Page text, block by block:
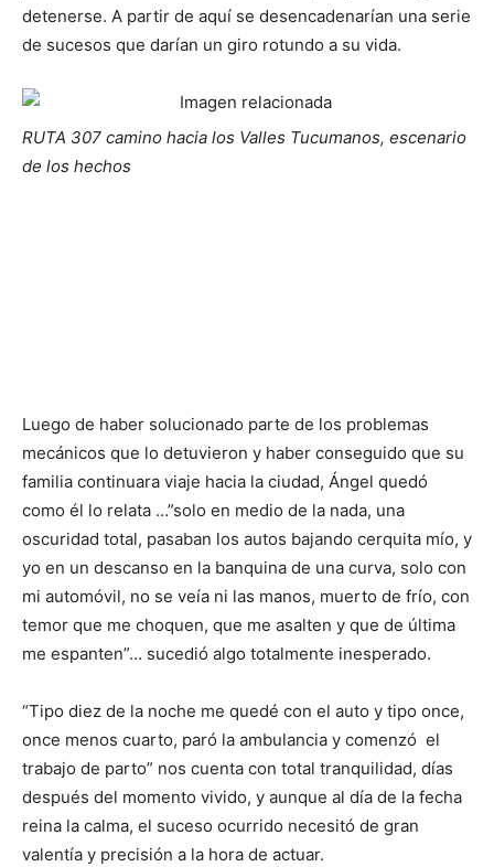
detenerse. A partir de aquí se desencadenarían una serie
de sucesos que darían un giro rotundo a su vida.
RUTA 307 camino hacia los Valles Tucumanos, escenario
de los hechos
Luego de haber solucionado parte de los problemas
mecánicos que lo detuvieron y haber conseguido que su
familia continuara viaje hacia la ciudad, Ángel quedó
como él lo relata …”solo en medio de la nada, una
oscuridad total, pasaban los autos bajando cerquita mío, y
yo en un descanso en la banquina de una curva, solo con
mi automóvil, no se veía ni las manos, muerto de frío, con
temor que me choquen, que me asalten y que de última
me espanten”… sucedió algo totalmente inesperado.
“Tipo diez de la noche me quedé con el auto y tipo once,
once menos cuarto, paró la ambulancia y comenzó el
trabajo de parto” nos cuenta con total tranquilidad, días
después del momento vivido, y aunque al día de la fecha
reina la calma, el suceso ocurrido necesitó de gran
valentía y precisión a la hora de actuar.